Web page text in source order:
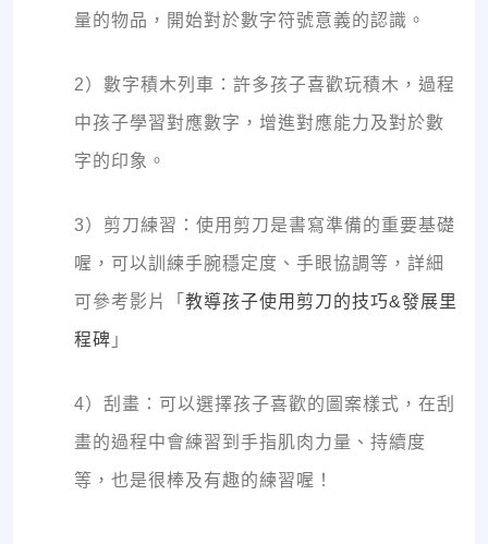
量的物品，開始對於數字符號意義的認識。
2）數字積木列車：許多孩子喜歡玩積木，過程
中孩子學習對應數字，增進對應能力及對於數
字的印象。
3）剪刀練習：使用剪刀是書寫準備的重要基礎
喔，可以訓練手腕穩定度、手眼協調等，詳細
可參考影片「 教導孩子使用剪刀的技巧&發展里
程碑 」
4）刮畫：可以選擇孩子喜歡的圖案樣式，在刮
畫的過程中會練習到手指肌肉力量、持續度
等，也是很棒及有趣的練習喔！